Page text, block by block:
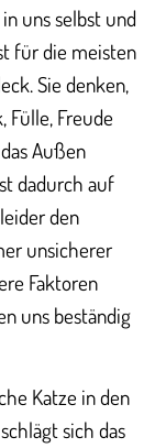
uns selbst und
für die meisten
Sie denken,
Fülle, Freude
Außen
dadurch auf
den
unsicherer
Faktoren
uns beständig
Katze in den
sich das